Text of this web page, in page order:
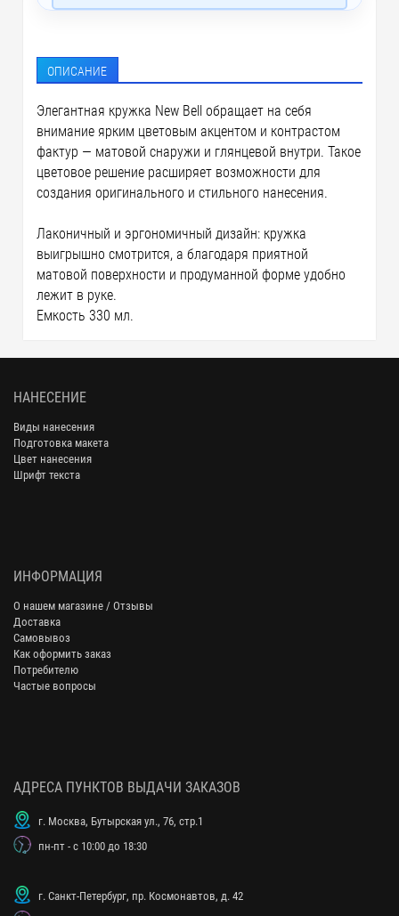
ОПИСАНИЕ
Элегантная кружка New Bell обращает на себя
внимание ярким цветовым акцентом и контрастом
фактур — матовой снаружи и глянцевой внутри. Такое
цветовое решение расширяет возможности для
создания оригинального и стильного нанесения.
Лаконичный и эргономичный дизайн: кружка
выигрышно смотрится, а благодаря приятной
матовой поверхности и продуманной форме удобно
лежит в руке.
Емкость 330 мл.
НАНЕСЕНИЕ
Виды нанесения
Подготовка макета
Цвет нанесения
Шрифт текста
ИНФОРМАЦИЯ
О нашем магазине / Отзывы
Доставка
Самовывоз
Как оформить заказ
Потребителю
Частые вопросы
АДРЕСА ПУНКТОВ ВЫДАЧИ ЗАКАЗОВ
г. Москва, Бутырская ул., 76, стр.1
пн-пт - с 10:00 до 18:30
г. Санкт-Петербург, пр. Космонавтов, д. 42